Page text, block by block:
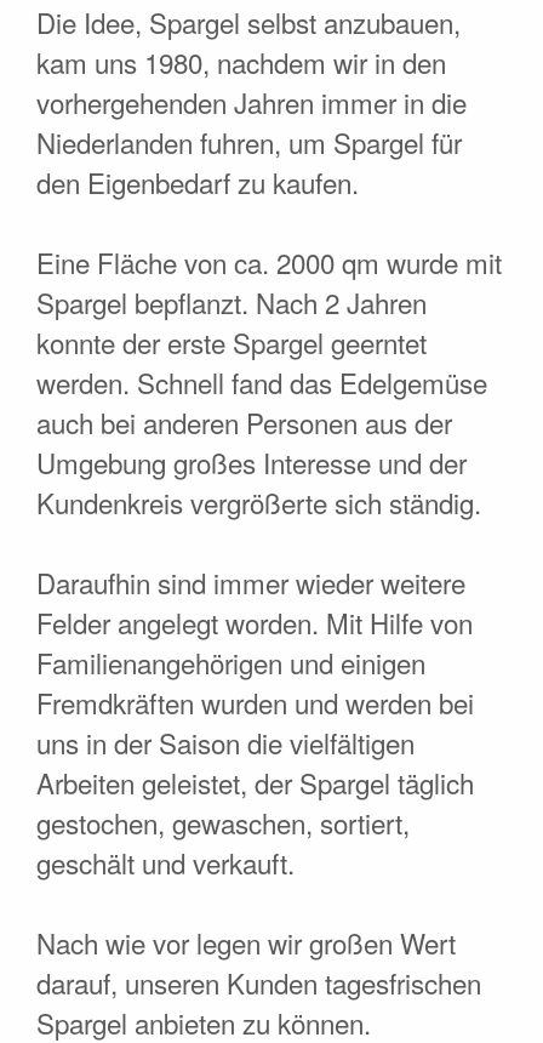
Die Idee, Spargel selbst anzubauen,
kam uns 1980, nachdem wir in den
vorhergehenden Jahren immer in die
Niederlanden fuhren, um Spargel für
den Eigenbedarf zu kaufen.
Eine Fläche von ca. 2000 qm wurde mit
Spargel bepflanzt. Nach 2 Jahren
konnte der erste Spargel geerntet
werden. Schnell fand das Edelgemüse
auch bei anderen Personen aus der
Umgebung großes Interesse und der
Kundenkreis vergrößerte sich ständig.
Daraufhin sind immer wieder weitere
Felder angelegt worden. Mit Hilfe von
Familienangehörigen und einigen
Fremdkräften wurden und werden bei
uns in der Saison die vielfältigen
Arbeiten geleistet, der Spargel täglich
gestochen, gewaschen, sortiert,
geschält und verkauft.
Nach wie vor legen wir großen Wert
darauf, unseren Kunden tagesfrischen
Spargel anbieten zu können.